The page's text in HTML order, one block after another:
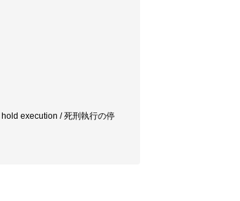
execution / 死刑執行の停